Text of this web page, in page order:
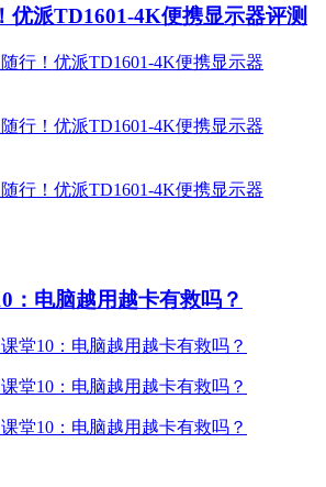
优派TD1601-4K便携显示器评测
：电脑越用越卡有救吗？